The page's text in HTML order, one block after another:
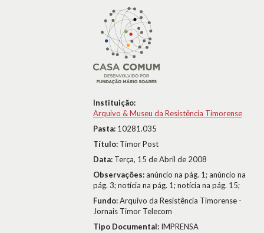
Instituição:
Arquivo & Museu da Resistência Timorense
Pasta: 10281.035
Título: Timor Post
Data: Terça, 15 de Abril de 2008
Observações:anúncio na pág. 1; anúncio na
pág. 3; notícia na pág. 1; notícia na pág. 15;
Fundo:Arquivo da Resistência Timorense -
Jornais Timor Telecom
Tipo Documental: IMPRENSA